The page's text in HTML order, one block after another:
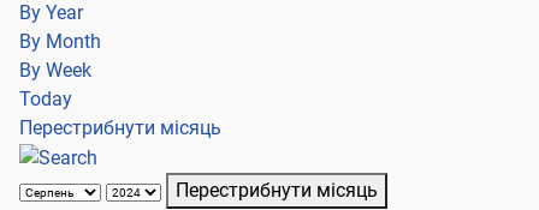
By Year
By Month
By Week
Today
Перестрибнути місяць
Перестрибнути місяць